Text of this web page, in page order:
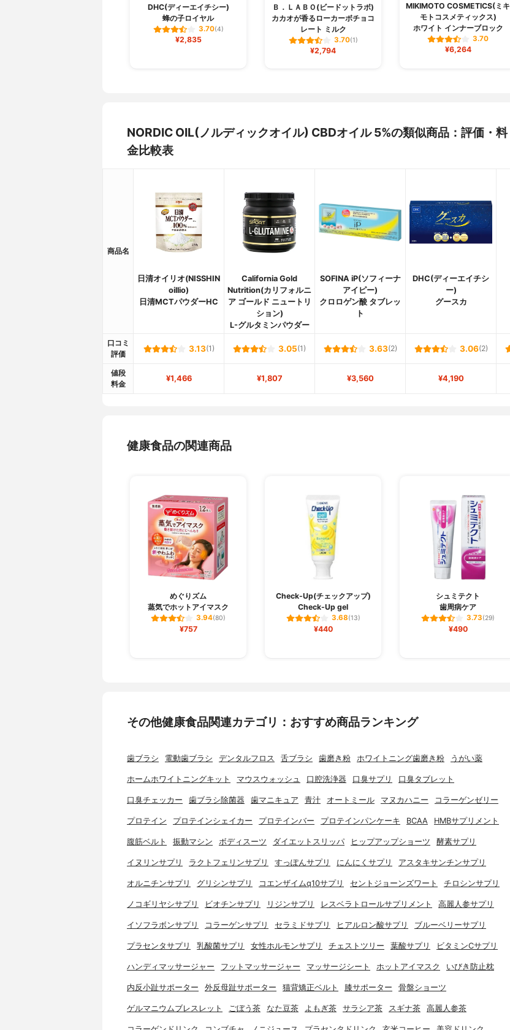
DHC(ディーエイチシー)
蜂の子ロイヤル
3.70(4)
¥2,835
Ｂ．ＬＡＢＯ(ビードットラボ)
カカオが香るローカーボチョコ
レート ミルク
3.70(1)
¥2,794
MIKIMOTO COSMETICS(ミキ
モトコスメティックス)
ホワイト インナーブロック
3.70
¥6,264
NORDIC OIL(ノルディックオイル) CBDオイル 5%の類似商品：評価・料
金比較表
商品名
日清オイリオ(NISSHIN
oillio)
日清MCTパウダーHC
California Gold
Nutrition(カリフォルニ
ア ゴールド ニュートリ
ション)
L-グルタミンパウダー
SOFINA iP(ソフィーナ
アイピー)
クロロゲン酸 タブレッ
ト
DHC(ディーエイチシ
ー)
グースカ
口コミ
評価
3.13(1) 3.05(1) 3.63(2) 3.06(2)
値段
料金
¥1,466 ¥1,807 ¥3,560 ¥4,190
健康食品の関連商品
めぐりズム
蒸気でホットアイマスク
3.94(80)
¥757
Check-Up(チェックアップ)
Check-Up gel
3.68(13)
¥440
シュミテクト
歯周病ケア
3.73(29)
¥490
その他健康食品関連カテゴリ：おすすめ商品ランキング
歯ブラシ 電動歯ブラシ デンタルフロス 舌ブラシ 歯磨き粉 ホワイトニング歯磨き粉 うがい薬
ホームホワイトニングキット マウスウォッシュ 口腔洗浄器 口臭サプリ 口臭タブレット
口臭チェッカー 歯ブラシ除菌器 歯マニキュア 青汁 オートミール マヌカハニー コラーゲンゼリー
プロテイン プロテインシェイカー プロテインバー プロテインパンケーキ BCAA HMBサプリメント
腹筋ベルト 振動マシン ボディスーツ ダイエットスリッパ ヒップアップショーツ 酵素サプリ
イヌリンサプリ ラクトフェリンサプリ すっぽんサプリ にんにくサプリ アスタキサンチンサプリ
オルニチンサプリ グリシンサプリ コエンザイムq10サプリ セントジョーンズワート チロシンサプリ
ノコギリヤシサプリ ビオチンサプリ リジンサプリ レスベラトロールサプリメント 高麗人参サプリ
イソフラボンサプリ コラーゲンサプリ セラミドサプリ ヒアルロン酸サプリ ブルーベリーサプリ
プラセンタサプリ 乳酸菌サプリ 女性ホルモンサプリ チェストツリー 葉酸サプリ ビタミンCサプリ
ハンディマッサージャー フットマッサージャー マッサージシート ホットアイマスク いびき防止枕
内反小趾サポーター 外反母趾サポーター 猫背矯正ベルト 膝サポーター 骨盤ショーツ
ゲルマニウムブレスレット ごぼう茶 なた豆茶 よもぎ茶 サラシア茶 スギナ茶 高麗人参茶